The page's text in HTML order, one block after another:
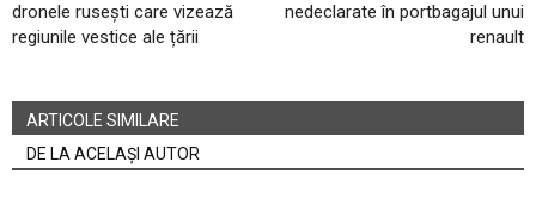
dronele rusești care vizează
regiunile vestice ale țării
nedeclarate în portbagajul unui
renault
ARTICOLE SIMILARE
DE LA ACELAȘI AUTOR